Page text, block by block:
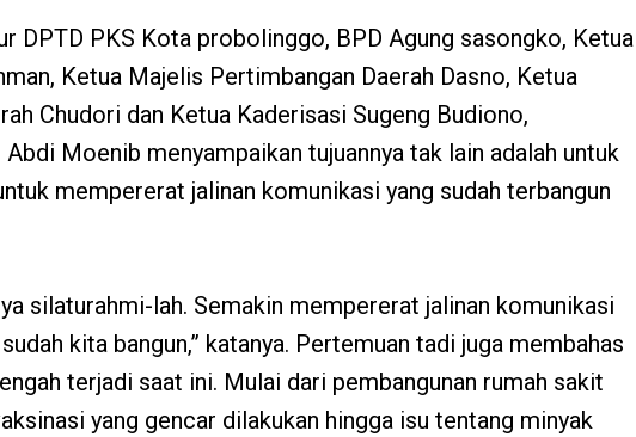
DPTD PKS Kota probolinggo, BPD Agung sasongko, Ketua
Ketua Majelis Pertimbangan Daerah Dasno, Ketua
Chudori dan Ketua Kaderisasi Sugeng Budiono,
Moenib menyampaikan tujuannya tak lain adalah untuk
mempererat jalinan komunikasi yang sudah terbangun
silaturahmi-lah. Semakin mempererat jalinan komunikasi
kita bangun,” katanya. Pertemuan tadi juga membahas
terjadi saat ini. Mulai dari pembangunan rumah sakit
yang gencar dilakukan hingga isu tentang minyak